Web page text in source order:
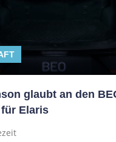
glaubt an den
Elaris